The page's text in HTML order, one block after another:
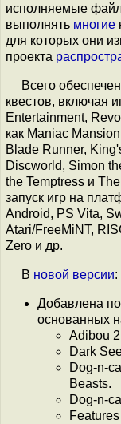
исполняемые
выполнять многие
для которых они
проекта
Всего
квестов, включая
Entertainment,
как Maniac
Blade Runner,
Discworld, Simon
the Temptress и
запуск игр на
Android, PS Vita,
Atari/FreeMiNT,
Zero и др.
В новой версии:
Добавлена
основанных
Adibou
Dark
Dog-n-
Beasts.
Dog-n-